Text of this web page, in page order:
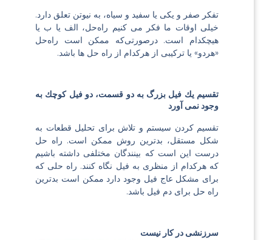
تفکر صفر و یکی یا سفید و سیاه، به نیوتن تعلق دارد.
خیلی اوقات ما فکر می کنیم راه‌حل، الف یا ب یا
هیچکدام است. درصورتی‌که ممکن است راه‌حل
«هردو» یا ترکیبی از هرکدام از راه حل ها باشد.
تقسیم یك فیل بزرگ به دو قسمت، دو فیل كوچك به
وجود نمی آورد
تقسیم کردن سیستم و تلاش برای تحلیل قطعات به
شکل مستقل، بدترین روش ممکن است. راه حل
درست این است که بینندگان مختلفی داشته باشیم
که هرکدام از منظری به فیل نگاه کنند. راه حلی که
برای مشکل عاج فیل وجود دارد ممکن است بدترین
راه حل برای دم فیل باشد.
سرزنشی در کار نیست